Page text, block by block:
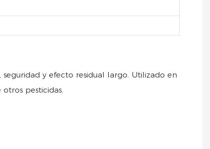
y efecto residual largo. Utilizado en
pesticidas.